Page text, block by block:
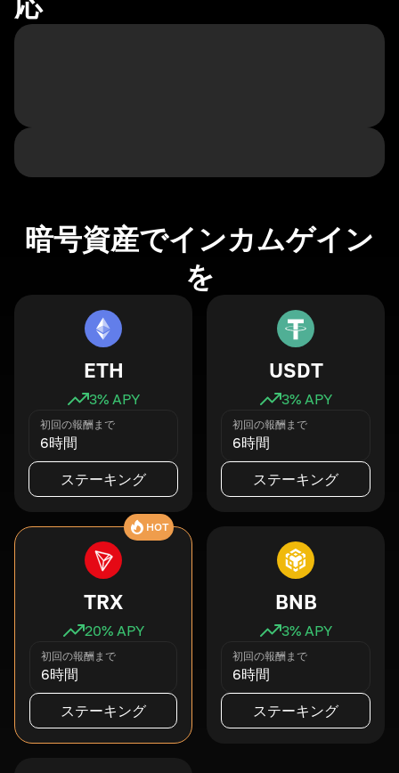
暗号資産でインカムゲイン
を
ETH
3% APY
初回の報酬まで
6時間
ステーキング
USDT
3% APY
初回の報酬まで
6時間
ステーキング
HOT
TRX
20% APY
初回の報酬まで
6時間
ステーキング
BNB
3% APY
初回の報酬まで
6時間
ステーキング